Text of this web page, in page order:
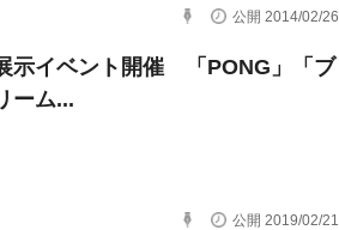
公開 2014/02/26
示イベント開催 「PONG」「ブ
ーム...
公開 2019/02/21